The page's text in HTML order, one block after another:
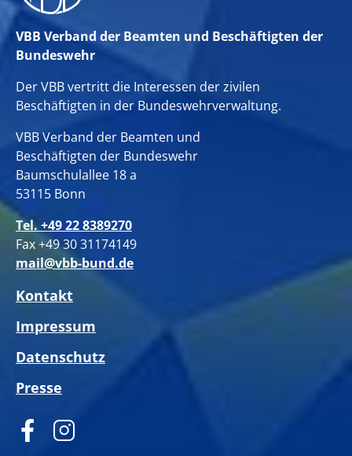
VBB Verband der Beamten und Beschäftigten der
Bundeswehr
Der VBB vertritt die Interessen der zivilen
Beschäftigten in der Bundeswehrverwaltung.
VBB Verband der Beamten und
Beschäftigten der Bundeswehr
Baumschulallee 18 a
53115 Bonn
Tel. +49 22 8389270
Fax +49 30 31174149
mail@vbb-bund.de
Kontakt
Impressum
Datenschutz
Presse